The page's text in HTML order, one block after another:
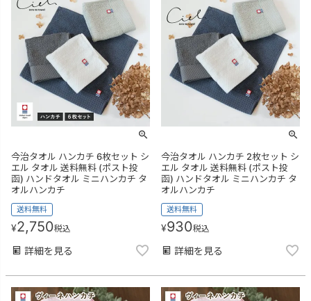
今治タオル ハンカチ 6枚セット シ
エル タオル 送料無料 (ポスト投
函) ハンドタオル ミニハンカチ タ
オルハンカチ
送料無料
¥2,750税込
詳細を見る
今治タオル ハンカチ 2枚セット シ
エル タオル 送料無料 (ポスト投
函) ハンドタオル ミニハンカチ タ
オルハンカチ
送料無料
¥930税込
詳細を見る